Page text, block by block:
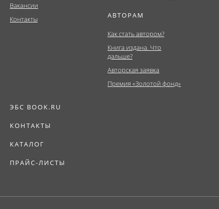
Вакансии
Контакты
АВТОРАМ
Как стать автором?
Книга издана. Что
дальше?
Авторская заявка
Премия «Золотой фонд»
ЭБС BOOK.RU
КОНТАКТЫ
КАТАЛОГ
ПРАЙС-ЛИСТЫ